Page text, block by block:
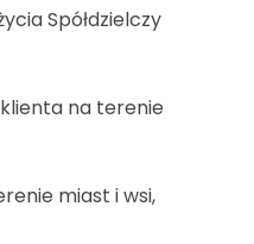
Spółdzielczy
na terenie
miast i wsi,